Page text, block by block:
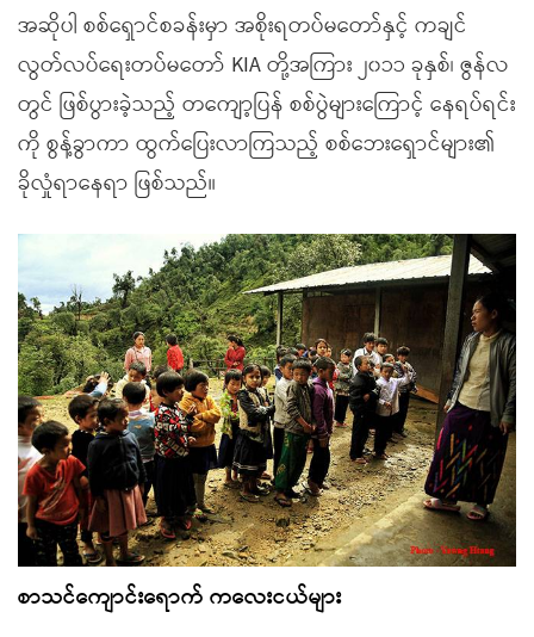
အဆိုပါ စစ်ရှောင်စခန်းမှာ အစိုးရတပ်မတော်နှင့် ကချင်
လွတ်လပ်ရေးတပ်မတော် KIA တို့အကြား ၂၀၁၁ ခုနှစ်၊ ဇွန်လ
တွင် ဖြစ်ပွားခဲ့သည့် တကျော့ပြန် စစ်ပွဲများကြောင့် နေရပ်ရင်း
ကို စွန့်ခွာကာ ထွက်ပြေးလာကြသည့် စစ်ဘေးရှောင်များ၏
ခိုလှုံရာနေရာ ဖြစ်သည်။
စာသင်ကျောင်းရောက် ကလေးငယ်များ